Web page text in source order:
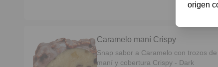
Caramelo maní Crispy
Snap sabor a Caramelo con trozos de
maní y cobertura Crispy - Dark
origen